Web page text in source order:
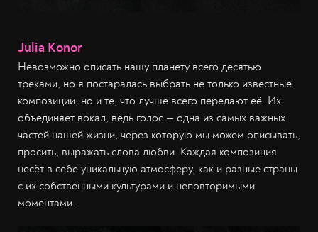
Julia Konor
Невозможно описать нашу планету всего десятью
треками, но я постаралась выбрать не только известные
композиции, но и те, что лучше всего передают её. Их
объединяет вокал, ведь голос — одна из самых важных
частей нашей жизни, через которую мы можем описывать,
просить, выражать слова любви. Каждая композиция
несёт в себе уникальную атмосферу, как и разные страны
с их собственными культурами и неповторимыми
моментами.